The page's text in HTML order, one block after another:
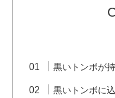
黒いトンボが
黒いトンボに